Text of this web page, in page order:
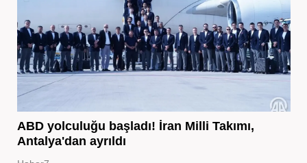
ABD yolculuğu başladı! İran Milli Takımı,
Antalya'dan ayrıldı